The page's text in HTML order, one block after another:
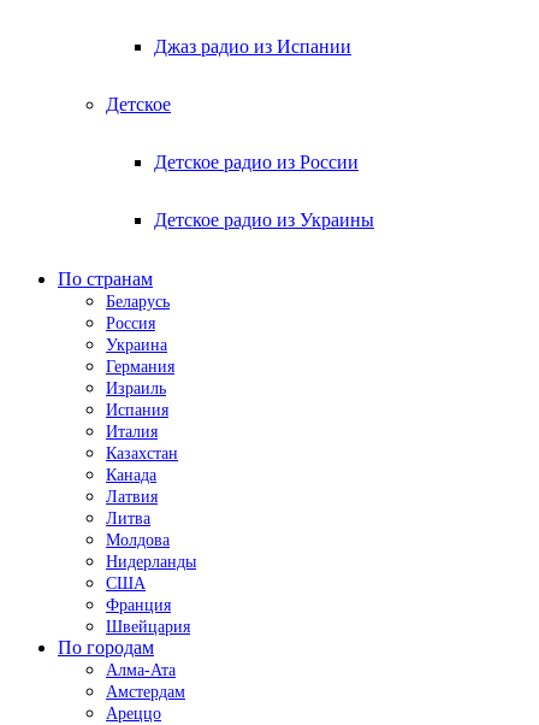
Джаз радио из Испании
Детское
Детское радио из России
Детское радио из Украины
По странам
Беларусь
Россия
Украина
Германия
Израиль
Испания
Италия
Казахстан
Канада
Латвия
Литва
Молдова
Нидерланды
США
Франция
Швейцария
По городам
Алма-Ата
Амстердам
Ареццо